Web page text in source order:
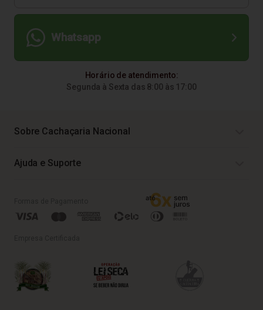
Whatsapp
Horário de atendimento:
Segunda à Sexta das 8:00 às 17:00
Sobre Cachaçaria Nacional
Ajuda e Suporte